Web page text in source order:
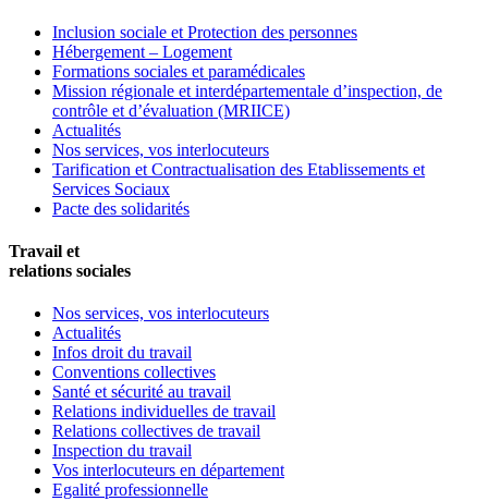
Inclusion sociale et Protection des personnes
Hébergement – Logement
Formations sociales et paramédicales
Mission régionale et interdépartementale d’inspection, de
contrôle et d’évaluation (MRIICE)
Actualités
Nos services, vos interlocuteurs
Tarification et Contractualisation des Etablissements et
Services Sociaux
Pacte des solidarités
Travail et
relations sociales
Nos services, vos interlocuteurs
Actualités
Infos droit du travail
Conventions collectives
Santé et sécurité au travail
Relations individuelles de travail
Relations collectives de travail
Inspection du travail
Vos interlocuteurs en département
Egalité professionnelle